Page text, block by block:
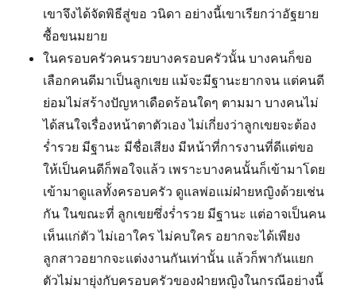
เขาจึงได้จัดพิธีสู่ขอ วนิดา อย่างนี้เขาเรียกว่าอัฐยาย
ซื้อขนมยาย
ในครอบครัวคนรวยบางครอบครัวนั้น บางคนก็ขอ
เลือกคนดีมาเป็นลูกเขย แม้จะมีฐานะยากจน แต่คนดี
ย่อมไม่สร้างปัญหาเดือดร้อนใดๆ ตามมา บางคนไม่
ได้สนใจเรื่องหน้าตาตัวเอง ไม่เกี่ยงว่าลูกเขยจะต้อง
ร่ำรวย มีฐานะ มีชื่อเสียง มีหน้าที่การงานที่ดีแต่ขอ
ให้เป็นคนดีก็พอใจแล้ว เพราะบางคนนั้นก็เข้ามาโดย
เข้ามาดูแลทั้งครอบครัว ดูแลพ่อแม่ฝ่ายหญิงด้วยเช่น
กัน ในขณะที่ ลูกเขยซึ่งร่ำรวย มีฐานะ แต่อาจเป็นคน
เห็นแก่ตัว ไม่เอาใคร ไม่คบใคร อยากจะได้เพียง
ลูกสาวอยากจะแต่งงานกันเท่านั้น แล้วก็พากันแยก
ตัวไม่มายุ่งกับครอบครัวของฝ่ายหญิงในกรณีอย่างนี้